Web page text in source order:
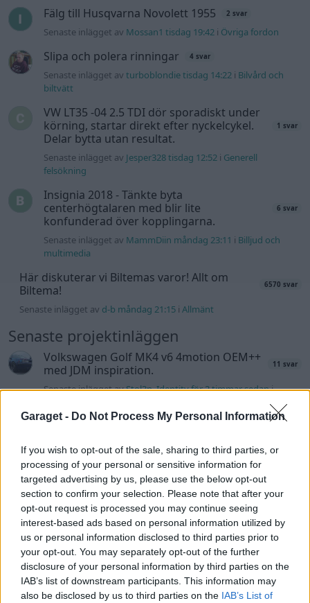
Garaget - Do Not Process My Personal Information
If you wish to opt-out of the sale, sharing to third parties, or
processing of your personal or sensitive information for
targeted advertising by us, please use the below opt-out
section to confirm your selection. Please note that after your
opt-out request is processed you may continue seeing
interest-based ads based on personal information utilized by
us or personal information disclosed to third parties prior to
your opt-out. You may separately opt-out of the further
disclosure of your personal information by third parties on the
IAB’s list of downstream participants. This information may
also be disclosed by us to third parties on the IAB’s List of
Fälg till Husqvarna Novolett 1955 2 svar
Senaste inlägget av Mossan1 tisdag 19:42 i Övriga fordon
Slipa och polera rinningar 4 svar
Senaste inlägget avturboblondie tisdag 14:22 i Bilvård och
biltvätt
VW LT35 -04 2.5 TDI dör sporadiskt under
körning, startar direkt efter nyckelcykel.
Delar bytta utan resultat.
1 svar
Senaste inlägget av Jesper328 tisdag 12:52 i Generell
felsökning
Insignia 2018 - Tänkte byta
centerhögtalaren med blir lite
konfunderad över kopplingarna.
6 svar
Senaste inlägget av MammDiin måndag 23:11 i Billjud och
multimedia
Här diskuterar vi Biltemas varor! Allt om
Biltema!
6570 svar
Senaste inlägget av d-b måndag 21:15 i Allmänt
Senaste projektinläggen
Volkswagen Golf MK4 v6 4motion OEM++
med JDM inspiration.
11 svar
Senaste inlägget avStol3n_Identity för 2 timmar sedani
Volvo 245 ?Turbo?
Senaste inlägget av Marurb1 för 11 timmar sedan iProjekt
Renovering av en Honda Civic Aerodeck
VTi
Senaste inlägget avXebers76 för 13 timmar sedaniProjekt
Antikrundan på 4 hjul! Ford Model T 1923 68 svar
Senaste inlägget avXebers76 för 14 timmar sedaniProjekt
Manta b som ska räddas (kaross eller
delar sökes)
Senaste inlägget avTyfors för 16 timmar sedaniProjekt